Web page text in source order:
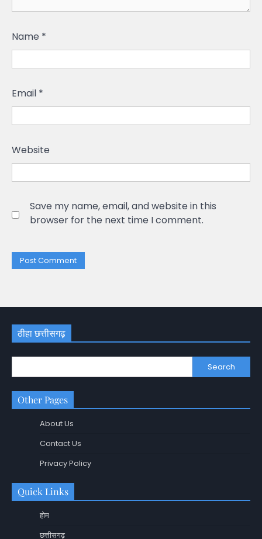
Name *
Email *
Website
Save my name, email, and website in this
browser for the next time I comment.
ठीहा छत्तीसगढ़
Search
Other Pages
About Us
Contact Us
Privacy Policy
Quick Links
होम
छत्तीसगढ़